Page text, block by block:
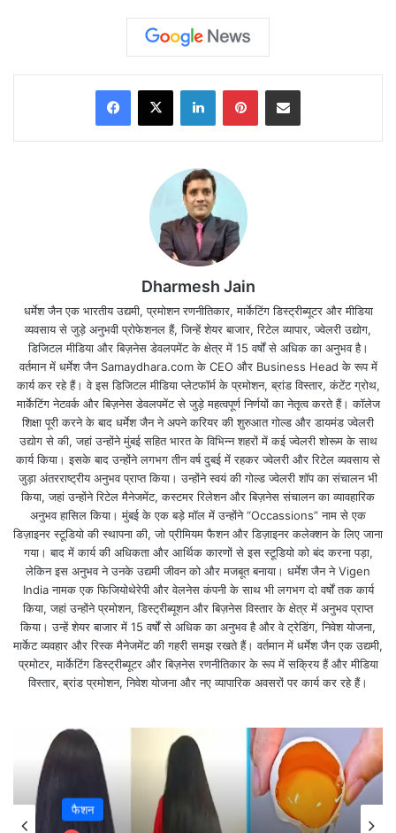
🚖 Rapido ने बढ़ाया किराया Rapido Fare Hike ! अब
सफर होगा महंगा? जानिए पुराने और नए रेट का पूरा हिसाब
से सफर करने वाले लोगों को भी बड़ा झटका लगा है। लोकप्रिय
बाइक टैक्सी और कैब प्लेटफॉर्म Rapido ने कई शहरों में अपने
किराए में बढ़ोतरी कर दी है।
इस फैसले के बाद अब ऑफिस जाने वाले कर्मचारियों, छात्रों और
Facebook
X LinkedInPinterestShare via Email
Dharmesh Jain
धर्मेश जैन एक भारतीय उद्यमी, प्रमोशन रणनीतिकार, मार्केटिंग डिस्ट्रीब्यूटर और मीडिया
व्यवसाय से जुड़े अनुभवी प्रोफेशनल हैं, जिन्हें शेयर बाजार, रिटेल व्यापार, ज्वेलरी उद्योग,
डिजिटल मीडिया और बिज़नेस डेवलपमेंट के क्षेत्र में 15 वर्षों से अधिक का अनुभव है।
वर्तमान में धर्मेश जैन Samaydhara.com के CEO और Business Head के रूप में
कार्य कर रहे हैं। वे इस डिजिटल मीडिया प्लेटफॉर्म के प्रमोशन, ब्रांड विस्तार, कंटेंट ग्रोथ,
मार्केटिंग नेटवर्क और बिज़नेस डेवलपमेंट से जुड़े महत्वपूर्ण निर्णयों का नेतृत्व करते हैं। कॉलेज
शिक्षा पूरी करने के बाद धर्मेश जैन ने अपने करियर की शुरुआत गोल्ड और डायमंड ज्वेलरी
उद्योग से की, जहां उन्होंने मुंबई सहित भारत के विभिन्न शहरों में कई ज्वेलरी शोरूम के साथ
कार्य किया। इसके बाद उन्होंने लगभग तीन वर्ष दुबई में रहकर ज्वेलरी और रिटेल व्यवसाय से
जुड़ा अंतरराष्ट्रीय अनुभव प्राप्त किया। उन्होंने स्वयं की गोल्ड ज्वेलरी शॉप का संचालन भी
किया, जहां उन्होंने रिटेल मैनेजमेंट, कस्टमर रिलेशन और बिज़नेस संचालन का व्यावहारिक
अनुभव हासिल किया। मुंबई के एक बड़े मॉल में उन्होंने “Occassions” नाम से एक
डिज़ाइनर स्टूडियो की स्थापना की, जो प्रीमियम फैशन और डिज़ाइनर कलेक्शन के लिए जाना
गया। बाद में कार्य की अधिकता और आर्थिक कारणों से इस स्टूडियो को बंद करना पड़ा,
लेकिन इस अनुभव ने उनके उद्यमी जीवन को और मजबूत बनाया। धर्मेश जैन ने Vigen
India नामक एक फिजियोथेरेपी और वेलनेस कंपनी के साथ भी लगभग दो वर्षों तक कार्य
किया, जहां उन्होंने प्रमोशन, डिस्ट्रीब्यूशन और बिज़नेस विस्तार के क्षेत्र में अनुभव प्राप्त
किया। उन्हें शेयर बाजार में 15 वर्षों से अधिक का अनुभव है और वे ट्रेडिंग, निवेश योजना,
मार्केट व्यवहार और रिस्क मैनेजमेंट की गहरी समझ रखते हैं। वर्तमान में धर्मेश जैन एक उद्यमी,
प्रमोटर, मार्केटिंग डिस्ट्रीब्यूटर और बिज़नेस रणनीतिकार के रूप में सक्रिय हैं और मीडिया
विस्तार, ब्रांड प्रमोशन, निवेश योजना और नए व्यापारिक अवसरों पर कार्य कर रहे हैं।
फैशन